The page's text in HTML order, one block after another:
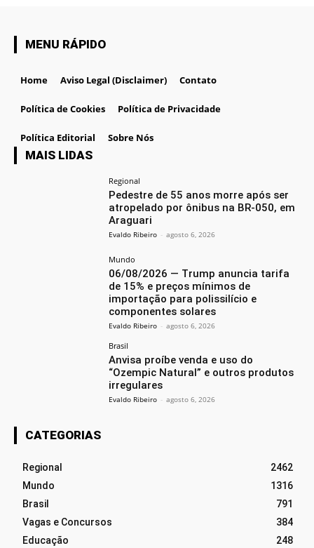
MENU RÁPIDO
Home Aviso Legal (Disclaimer) Contato
Política de Cookies Política de Privacidade
Política Editorial Sobre Nós
MAIS LIDAS
Regional
Pedestre de 55 anos morre após ser
atropelado por ônibus na BR-050, em
Araguari
Evaldo Ribeiro - agosto 6, 2026
Mundo
06/08/2026 — Trump anuncia tarifa
de 15% e preços mínimos de
importação para polissilício e
componentes solares
Evaldo Ribeiro - agosto 6, 2026
Brasil
Anvisa proíbe venda e uso do
“Ozempic Natural” e outros produtos
irregulares
Evaldo Ribeiro - agosto 6, 2026
CATEGORIAS
Regional
2462
Mundo
1316
Brasil
791
Vagas e Concursos
384
Educação
248